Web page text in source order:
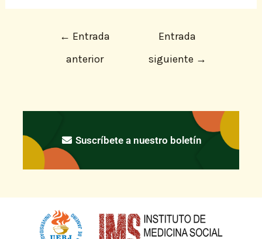
← Entrada
anterior
Entrada
siguiente →
Suscríbete a nuestro boletín